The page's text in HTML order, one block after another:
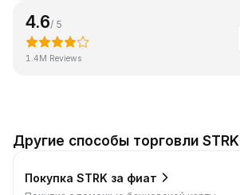
4.6/ 5
1.4M Reviews
Другие способы торговли STRK
Покупка STRK за фиат